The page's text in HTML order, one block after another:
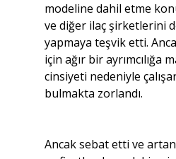
modeline dahil etme
ve diğer ilaç şirketlerini
yapmaya teşvik etti.
için ağır bir ayrımcılığa
cinsiyeti nedeniyle
bulmakta zorlandı.
Ancak sebat etti ve